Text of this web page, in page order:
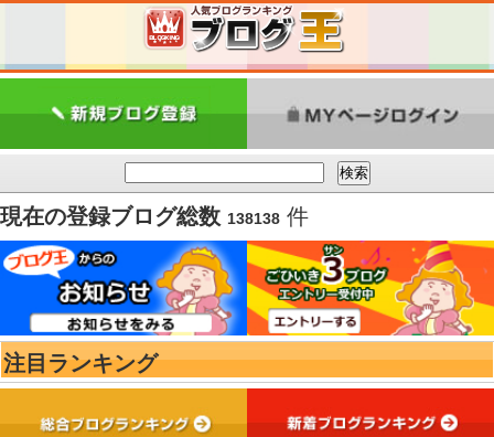
現在の登録ブログ総数 138138 件
注目ランキング